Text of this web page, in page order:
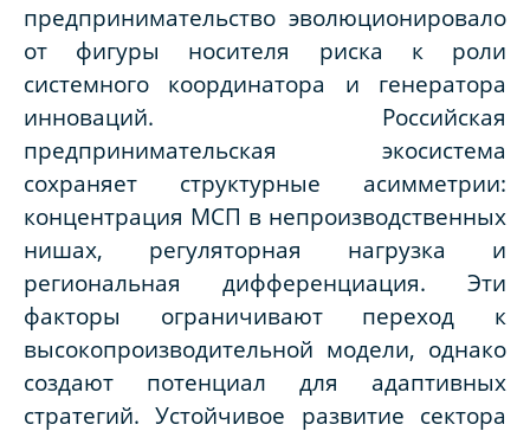
предпринимательство эволюционировало
от фигуры носителя риска к роли
системного координатора и генератора
инноваций. Российская
предпринимательская экосистема
сохраняет структурные асимметрии:
концентрация МСП в непроизводственных
нишах, регуляторная нагрузка и
региональная дифференциация. Эти
факторы ограничивают переход к
высокопроизводительной модели, однако
создают потенциал для адаптивных
стратегий. Устойчивое развитие сектора